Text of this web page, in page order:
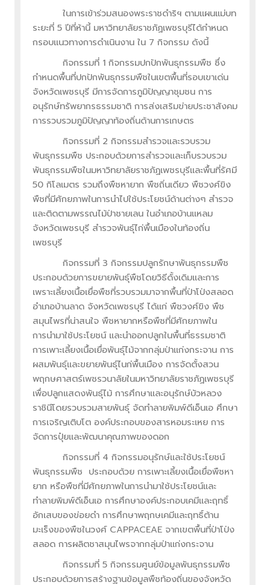
ในการเข้าร่วมสนองพระราชดำริฯ ตามแผนแม่บท
ระยะที่ 5 ปีที่ห้านี้ มหาวิทยาลัยราชภัฏเพชรบุรีได้กำหนด
กรอบแนวทางการดำเนินงาน ใน 7 กิจกรรม ดังนี้
กิจกรรมที่ 1 กิจกรรมปกปักพันธุกรรมพืช ซึ่ง
กำหนดพื้นที่ปกปักพันธุกรรมพืชในเขตพื้นที่รอบเขาเด่น
จังหวัดเพชรบุรี มีการจัดการภูมิปัญญาชุมชน การ
อนุรักษ์ทรัพยากรธรรมชาติ การส่งเสริมข่ายประชาสังคม
การรวบรวมภูมิปัญญาท้องถิ่นด้านการเกษตร
กิจกรรมที่ 2 กิจกรรมสำรวจและรวบรวม
พันธุกรรมพืช ประกอบด้วยการสำรวจและเก็บรวบรวม
พันธุกรรมพืชในมหาวิทยาลัยราชภัฏเพชรบุรีและพื้นที่รัศมี
50 กิโลเมตร รวมถึงพืชหายาก พืชถิ่นเดียว พืชวงศ์ขิง
พืชที่มีศักยภาพในการนำไปใช้ประโยชน์ด้านต่างๆ สำรวจ
และติดตามพรรณไม้ป่าชายเลน ในอำเภอบ้านแหลม
จังหวัดเพชรบุรี สำรวจพันธุ์ไก่พื้นเมืองในท้องถิ่น
เพชรบุรี
กิจกรรมที่ 3 กิจกรรมปลูกรักษาพันธุกรรมพืช
ประกอบด้วยการขยายพันธุ์พืชโดยวิธีดั้งเดิมและการ
เพราะเลี้ยงเนื้อเยื่อพืชที่รวบรวมมาจากพื้นที่ป่าโป่งสลอด
อำเภอบ้านลาด จังหวัดเพชรบุรี ได้แก่ พืชวงศ์ขิง พืช
สมุนไพรที่น่าสนใจ พืชหายากหรือพืชที่มีศักยภาพใน
การนำมาใช้ประโยชน์ และนำออกปลูกในพื้นที่ธรรมชาติ
การเพาะเลี้ยงเนื้อเยื่อพันธุ์ไม้จากกลุ่มป่าแก่งกระจาน การ
ผสมพันธุ์และขยายพันธุ์ไนก่พื้นเมือง การจัดตั้งสวน
พฤกษศาสตร์เพชรวนาลัยในมหาวิทยาลัยราชภัฏเพชรบุรี
เพื่อปลูกแสดงพันธุ์ไม้ การศึกษาและอนุรักษ์บัวหลวง
ราชินีโดยรวบรวมสายพันธุ์ จัดทำลายพิมพ์ดีเอ็นเอ ศึกษา
การเจริญเติบโต องค์ประกอบของสารหอมระเหย การ
จัดการปุ๋ยและพัฒนาคุณภาพของดอก
กิจกรรมที่ 4 กิจกรรมอนุรักษ์และใช้ประโยชน์
พันธุกรรมพืช ประกอบด้วย การเพาะเลี้ยงเนื้อเยื่อพืชหา
ยาก หรือพืชที่มีศักยภาพในการนำมาใช้ประโยชน์และ
ทำลายพิมพ์ดีเอ็นเอ การศึกษาองค์ประกอบเคมีและฤทธิ์
อักเสบของข่อยดำ การศึกษาพฤกษเคมีและฤทธิ์ต้าน
มะเร็งของพืชในวงศ์ CAPPACEAE จากเขตพื้นที่ป่าโป่ง
สลอด การผลิตชาสมุนไพรจากกลุ่มป่าแก่งกระจาน
กิจกรรมที่ 5 กิจกรรมศูนย์ข้อมูลพันธุกรรมพืช
ประกอบด้วยการสร้างฐานข้อมูลพืชท้องถิ่นของจังหวัด